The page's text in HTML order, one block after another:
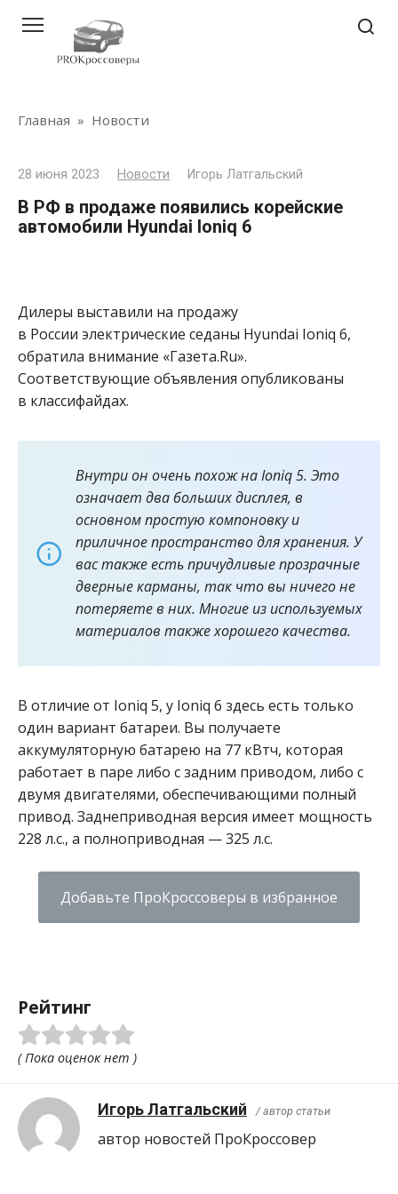
контенту
Главная » Новости
28 июня 2023 Новости Игорь Латгальский
В РФ в продаже появились корейские
автомобили Hyundai Ioniq 6
Дилеры выставили на продажу
в России электрические седаны Hyundai Ioniq 6,
обратила внимание «Газета.Ru».
Соответствующие объявления опубликованы
в классифайдах.
Внутри он очень похож на Ioniq 5. Это
означает два больших дисплея, в
основном простую компоновку и
приличное пространство для хранения. У
вас также есть причудливые прозрачные
дверные карманы, так что вы ничего не
потеряете в них. Многие из используемых
материалов также хорошего качества.
В отличие от Ioniq 5, у Ioniq 6 здесь есть только
один вариант батареи. Вы получаете
аккумуляторную батарею на 77 кВтч, которая
работает в паре либо с задним приводом, либо с
двумя двигателями, обеспечивающими полный
привод. Заднеприводная версия имеет мощность
228 л.с., а полноприводная — 325 л.с.
Добавьте ПроКроссоверы в избранное
Рейтинг
( Пока оценок нет )
Игорь Латгальский / автор статьи
автор новостей ПроКроcсовер